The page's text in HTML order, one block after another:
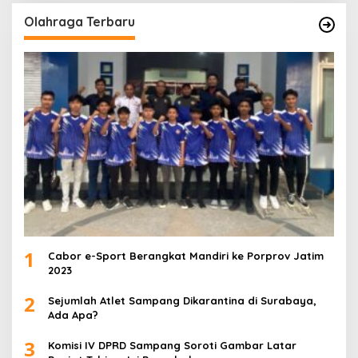
Olahraga Terbaru
1
Cabor e-Sport Berangkat Mandiri ke Porprov Jatim
2023
2
Sejumlah Atlet Sampang Dikarantina di Surabaya,
Ada Apa?
3
Komisi IV DPRD Sampang Soroti Gambar Latar